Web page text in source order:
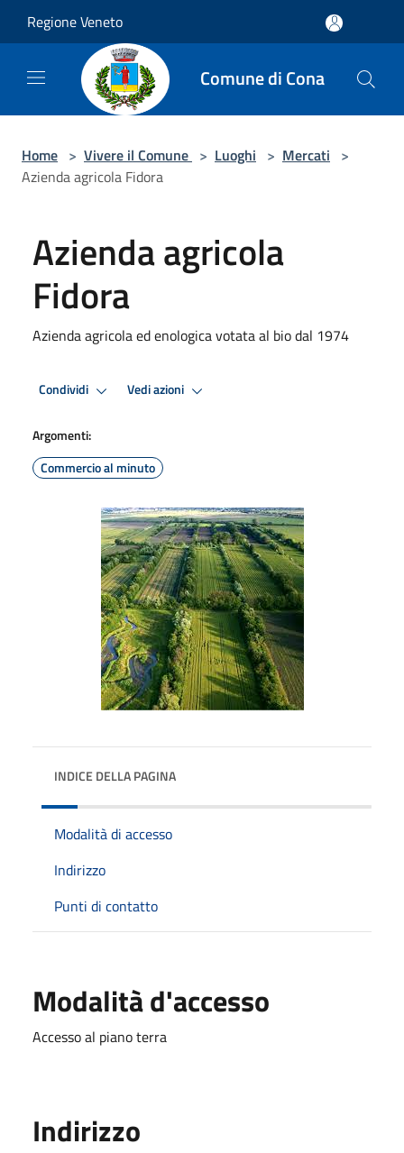
Regione Veneto
Comune di Cona
Home > Vivere il Comune > Luoghi > Mercati >
Azienda agricola Fidora
Azienda agricola
Fidora
Azienda agricola ed enologica votata al bio dal 1974
Condividi Vedi azioni
Argomenti:
Commercio al minuto
INDICE DELLA PAGINA
Modalità di accesso
Indirizzo
Punti di contatto
Modalità d'accesso
Accesso al piano terra
Indirizzo